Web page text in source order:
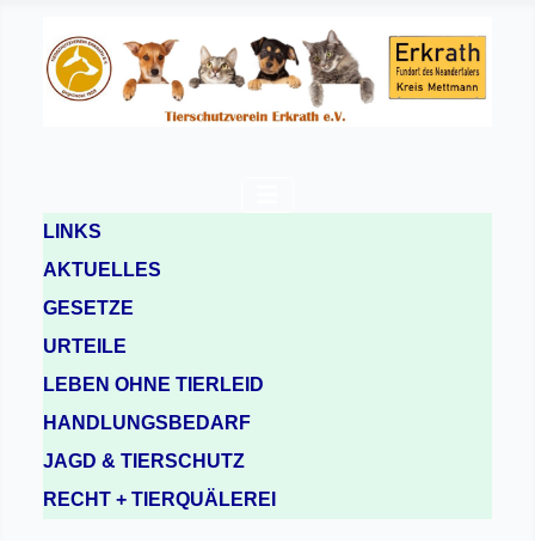
LINKS
AKTUELLES
GESETZE
URTEILE
LEBEN OHNE TIERLEID
HANDLUNGSBEDARF
JAGD & TIERSCHUTZ
RECHT + TIERQUÄLEREI